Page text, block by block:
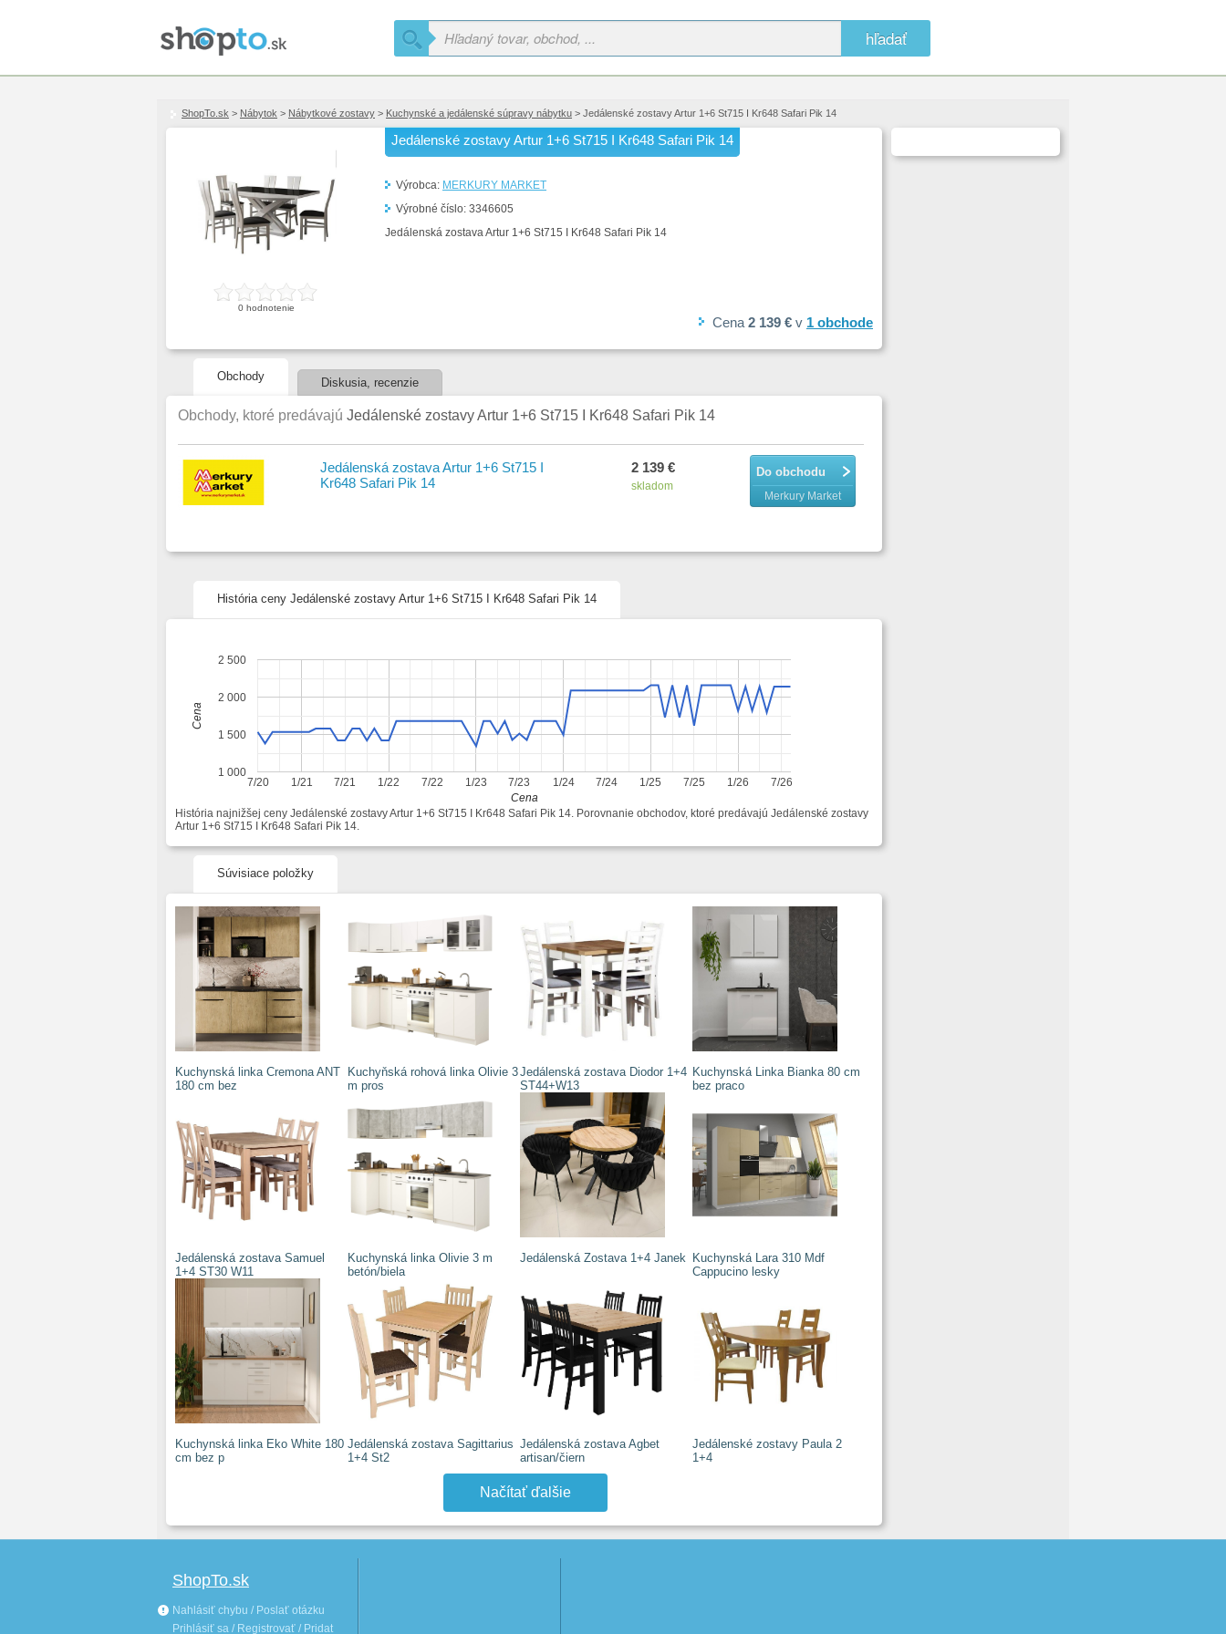
hľadať
ShopTo.sk > Nábytok > Nábytkové zostavy > Kuchynské a jedálenské súpravy nábytku > Jedálenské zostavy Artur 1+6 St715 I Kr648 Safari Pik 14
Jedálenské zostavy Artur 1+6 St715 I Kr648 Safari Pik 14
0hodnotenie
Výrobca: MERKURY MARKET
Výrobné číslo: 3346605
Jedálenská zostava Artur 1+6 St715 I Kr648 Safari Pik 14
Cena 2 139 € v 1 obchode
Obchody Diskusia, recenzie
Obchody, ktoré predávajú Jedálenské zostavy Artur 1+6 St715 I Kr648 Safari Pik 14
Jedálenská zostava Artur 1+6 St715 I
Kr648 Safari Pik 14
Do obchodu
Merkury Market
2 139 €
skladom
História ceny Jedálenské zostavy Artur 1+6 St715 I Kr648 Safari Pik 14
1/21 1/22 1/23 1/24 1/25 1/26
7/20 7/21 7/22 7/23 7/24 7/25 7/26
1 000
1 500
2 000
2 500
Cena
Cena
História najnižšej ceny Jedálenské zostavy Artur 1+6 St715 I Kr648 Safari Pik 14. Porovnanie obchodov, ktoré predávajú Jedálenské zostavy
Artur 1+6 St715 I Kr648 Safari Pik 14.
Súvisiace položky
Kuchynská linka Cremona ANT
180 cm bez
Kuchyňská rohová linka Olivie 3
m pros
Jedálenská zostava Diodor 1+4
ST44+W13
Kuchynská Linka Bianka 80 cm
bez praco
Jedálenská zostava Samuel
1+4 ST30 W11
Kuchynská linka Olivie 3 m
betón/biela
Jedálenská Zostava 1+4 Janek Kuchynská Lara 310 Mdf
Cappucino lesky
Kuchynská linka Eko White 180
cm bez p
Jedálenská zostava Sagittarius
1+4 St2
Jedálenská zostava Agbet
artisan/čiern
Jedálenské zostavy Paula 2
1+4
Načítať ďalšie
ShopTo.sk
Nahlásiť chybu / Poslať otázku
Prihlásiť sa / Registrovať / Pridat